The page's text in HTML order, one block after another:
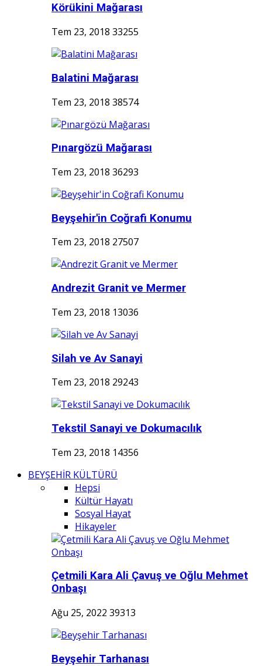
Körükini Mağarası
Tem 23, 2018 33255
Balatini Mağarası
Tem 23, 2018 38574
Pınargözü Mağarası
Tem 23, 2018 36293
Beyşehir'in Coğrafi Konumu
Tem 23, 2018 27507
Andrezit Granit ve Mermer
Tem 23, 2018 13036
Silah ve Av Sanayi
Tem 23, 2018 29243
Tekstil Sanayi ve Dokumacılık
Tem 23, 2018 14356
BEYŞEHİR KÜLTÜRÜ
Hepsi
Kültür Hayatı
Sosyal Hayat
Hikayeler
Çetmili Kara Ali Çavuş ve Oğlu Mehmet
Onbaşı
Ağu 25, 2022 39313
Beyşehir Tarhanası